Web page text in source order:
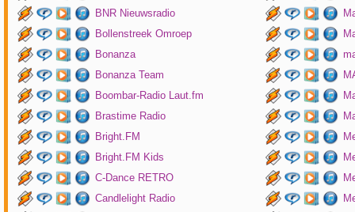
BNR Nieuwsradio
Bollenstreek Omroep
Bonanza
Bonanza Team
Boombar-Radio Laut.fm
Brastime Radio
Bright.FM
Bright.FM Kids
C-Dance RETRO
Candlelight Radio